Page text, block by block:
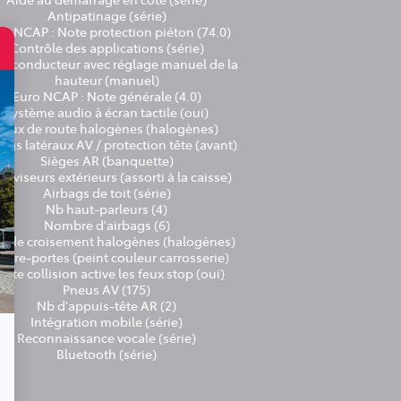
Antipatinage (série)
NCAP : Note protection piéton (74.0)
Contrôle des applications (série)
conducteur avec réglage manuel de la
hauteur (manuel)
Euro NCAP : Note générale (4.0)
Système audio à écran tactile (oui)
de route halogènes (halogènes)
latéraux AV / protection tête (avant)
Sièges AR (banquette)
extérieurs (assorti à la caisse)
Airbags de toit (série)
Nb haut-parleurs (4)
Nombre d'airbags (6)
de croisement halogènes (halogènes)
portes (peint couleur carrosserie)
Alerte collision active les feux stop (oui)
Pneus AV (175)
Nb d'appuis-tête AR (2)
Intégration mobile (série)
Reconnaissance vocale (série)
Bluetooth (série)